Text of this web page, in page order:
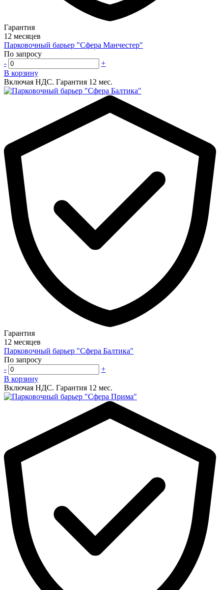
Гарантия
12 месяцев
Парковочный барьер "Сфера Манчестер"
По запросу
-
+
В корзину
Включая НДС. Гарантия 12 мес.
Гарантия
12 месяцев
Парковочный барьер "Сфера Балтика"
По запросу
-
+
В корзину
Включая НДС. Гарантия 12 мес.